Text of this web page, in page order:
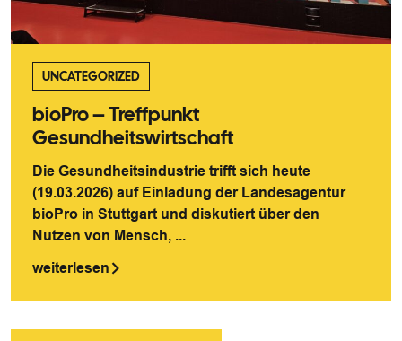
UNCATEGORIZED
bioPro – Treffpunkt
Gesundheitswirtschaft
Die Gesundheitsindustrie trifft sich heute
(19.03.2026) auf Einladung der Landesagentur
bioPro in Stuttgart und diskutiert über den
Nutzen von Mensch, ...
weiterlesen